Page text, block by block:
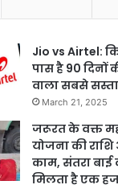
Jio vs Airtel:
पास है 90 दिनों
वाला सबसे
March 21, 2025
जरूरत के वक्त
योजना की
काम, संतरा बाई
मिलता है एक